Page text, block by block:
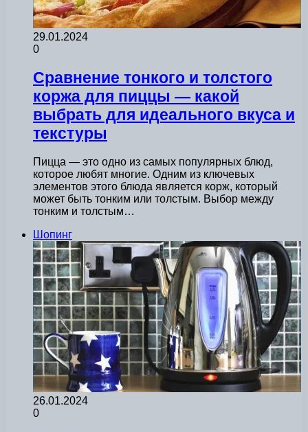
29.01.2024
0
Сравнение тонкого и толстого
коржа для пиццы — какой
выбрать для идеального вкуса и
текстуры
Пицца — это одно из самых популярных блюд,
которое любят многие. Одним из ключевых
элементов этого блюда является корж, который
может быть тонким или толстым. Выбор между
тонким и толстым…
Шопинг
26.01.2024
0